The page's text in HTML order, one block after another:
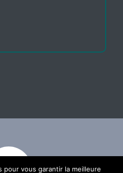
pour vous garantir la meilleure